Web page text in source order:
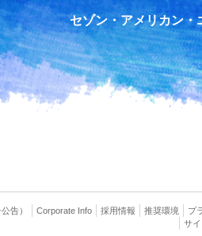
セゾン・アメリカン
告） Corporate Info 採用情報 推奨環境 プ
サ